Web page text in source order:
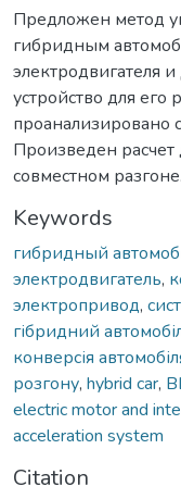
Предложен метод
гибридным
электродвигателя
устройство для
проанализировано
Произведен
совместном разгоне.
Keywords
гибридный
электродвигатель,
электропривод,
гібридний
конверсія
розгону, hybrid car,
electric motor and
acceleration system
Citation